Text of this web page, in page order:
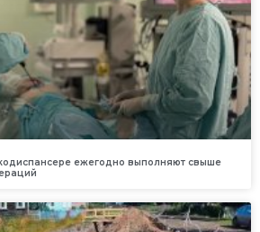
ежегодно выполняют свыше